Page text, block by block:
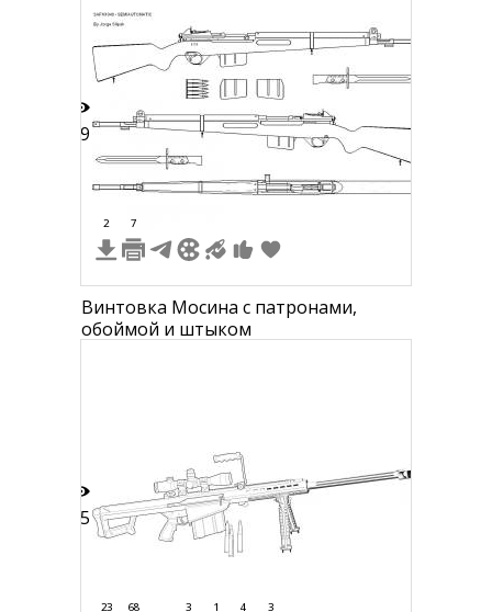
19
2 7
Винтовка Мосина с патронами,
обоймой и штыком
85
23 68 3 1 4 3